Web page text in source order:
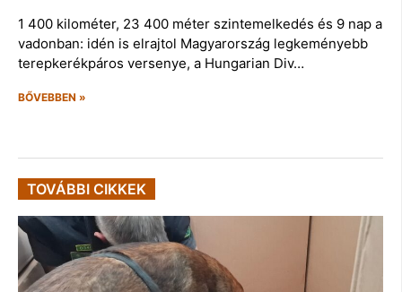
1 400 kilométer, 23 400 méter szintemelkedés és 9 nap a
vadonban: idén is elrajtol Magyarország legkeményebb
terepkerékpáros versenye, a Hungarian Div…
BŐVEBBEN »
TOVÁBBI CIKKEK